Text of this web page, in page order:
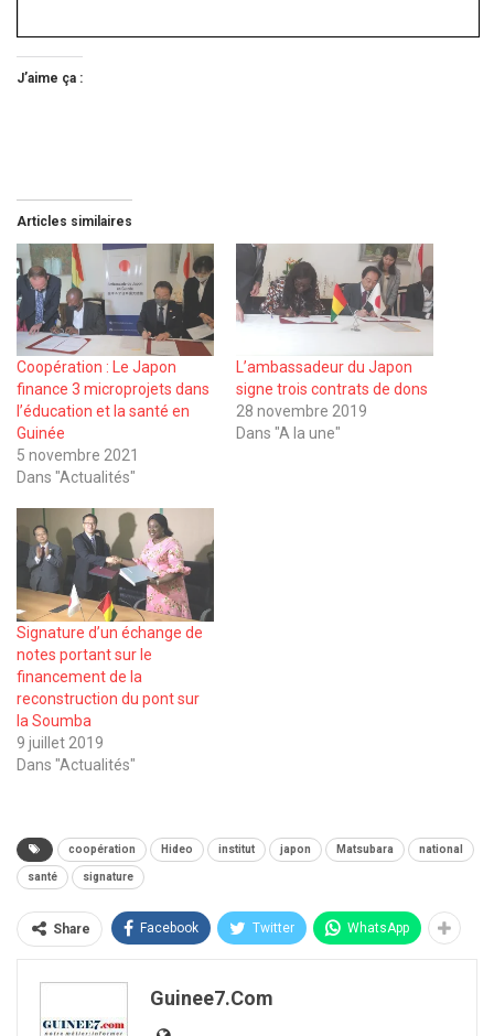
J’aime ça :
Articles similaires
Coopération : Le Japon
finance 3 microprojets dans
l’éducation et la santé en
Guinée
5 novembre 2021
Dans "Actualités"
L’ambassadeur du Japon
signe trois contrats de dons
28 novembre 2019
Dans "A la une"
Signature d’un échange de
notes portant sur le
financement de la
reconstruction du pont sur
la Soumba
9 juillet 2019
Dans "Actualités"
coopération Hideo institut japon Matsubara national
santé signature
Share Facebook Twitter WhatsApp
Guinee7.com